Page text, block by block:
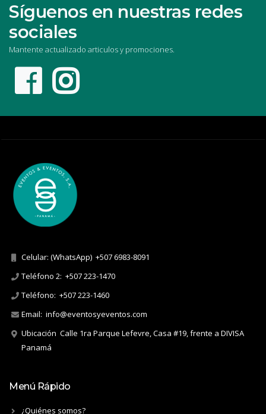
Síguenos en nuestras redes
sociales
Mantente actualizado articulos y promociones.
Celular: (WhatsApp) +507 6983-8091
Teléfono 2: +507 223-1470
Teléfono: +507 223-1460
Email: info@eventosyeventos.com
Ubicación Calle 1ra Parque Lefevre, Casa #19, frente a DIVISA
Panamá
Menú Rápido
¿Quiénes somos?